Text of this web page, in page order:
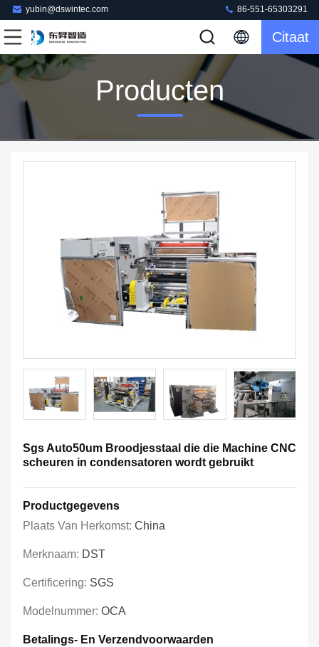
yubin@dswintec.com 86-551-65303291
Citaat
Producten
Sgs Auto50um Broodjesstaal die die Machine CNC
scheuren in condensatoren wordt gebruikt
Productgegevens
Plaats Van Herkomst: China
Merknaam: DST
Certificering: SGS
Modelnummer: OCA
Betalings- En Verzendvoorwaarden